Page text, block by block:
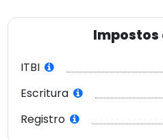
Impostos
ITBI
Escritura
Registro